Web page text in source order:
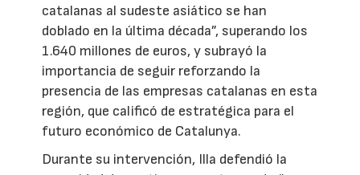
catalanas al sudeste asiático se han
doblado en la última década”, superando los
1.640 millones de euros, y subrayó la
importancia de seguir reforzando la
presencia de las empresas catalanas en esta
región, que calificó de estratégica para el
futuro económico de Catalunya.
Durante su intervención, Illa defendió la